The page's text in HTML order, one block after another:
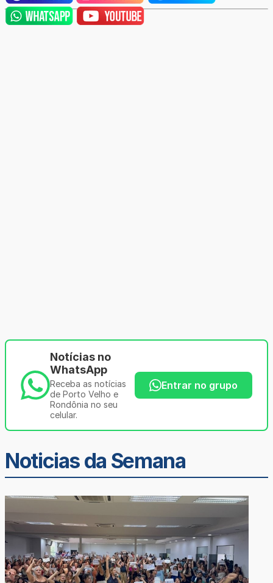
Notícias no
WhatsApp
Receba as notícias
de Porto Velho e
Rondônia no seu
celular.
Entrar no grupo
Noticias da Semana